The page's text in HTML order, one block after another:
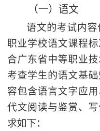
（一）语文
语文的考试内
职业学校语文课程标
合广东省中等职业
考查学生的语文基
容包含语言文字应
代文阅读与鉴赏、
求如下：